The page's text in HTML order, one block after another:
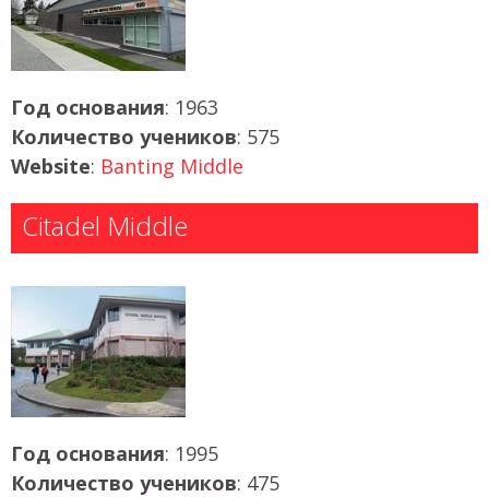
Год основания: 1963
Количество учеников: 575
Website: Banting Middle
Citadel Middle
Год основания: 1995
Количество учеников: 475